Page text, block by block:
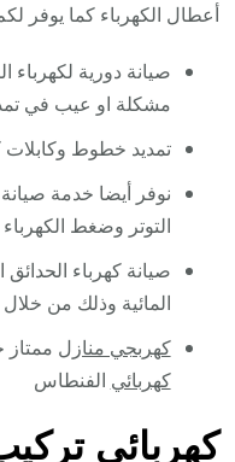
أعطال الكهرباء كما يوفر
صيانة دورية
مشكلة او عيب في
تمديد خطوط وكابلات
نوفر أيضا خدمة
التوتر وضغط
صيانة كهرباء
المائية وذلك من
كهربجي منازل
كهربائي الفنطاس
كهربائي